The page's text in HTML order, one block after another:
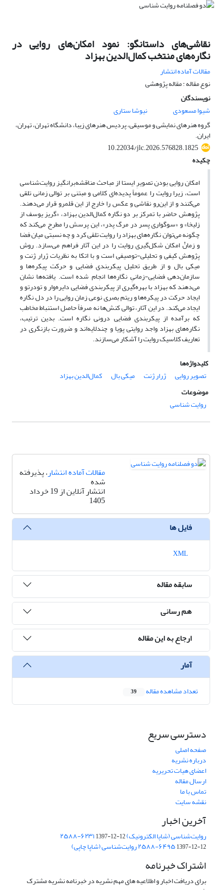
نقاشی‌های داستانگو: نمود امکان‌های روایی در
نگاره‌های منتخب کمال‌الدین بهزاد
مقالات آماده انتشار
نوع مقاله : مقاله پژوهشی
نویسندگان
شیوا مسعودی
نیوشا ستاری
گروه هنرهای نمایشی و موسیقی، پردیس هنرهای زیبا، دانشگاه تهران، تهران،
ایران.
10.22034/jlc.2026.576828.1825
چکیده
امکان روایی بودن تصویرِ ایستا از مباحث مناقشه‌برانگیز روایت‌شناسی
است، زیرا روایت را عموماً پدیده‌ای کلامی و مبتنی بر توالی زمانی تلقی
می‌کنند و از این‌رو نقاشی و عکس را خارج از این قلمرو قرار می‌دهند.
پژوهش حاضر با تمرکز بر دو نگاره کمال‌الدین بهزاد، «گریز یوسف از
زلیخا» و «سوگواری پسر در مرگ پدر»، این پرسش را مطرح می‌کند که
چگونه می‌توان نگاره‌های بهزاد را روایت تلقی کرد و چه نسبتی میان فضا
و زمانْ امکان شکل‌گیری روایت را در این آثار فراهم می‌سازد. روش
پژوهش کیفی و تحلیلی-توصیفی است و با اتکا به نظریات ژرار ژنت و
میکی بال و از طریق تحلیل پیکربندی فضایی و حرکت پیکره‌ها و
سازمان‌دهی فضایی-زمانیِ نگاره‌ها انجام شده است. یافته‌ها نشان
می‌دهند که بهزاد با بهره‌گیری از پیکربندی فضایی دایره‌وار و تودرتو و
ایجاد حرکت در پیکره‌ها و ریتم بصری نوعی زمان روایی را در دل نگاره
ایجاد می‌کند. در این آثار، توالی کنش‌ها نه صرفاً حاصل استنباط مخاطب
که برآمده از پیکربندی فضایی درونی نگاره است. بدین‌ ترتیب،
نگاره‌های بهزاد واجد روایتی پویا و چندلایه‌اند و ضرورت بازنگری در
تعاریف کلاسیک روایت را آشکار می‌سازند.
کلیدواژه‌ها
تصویر روایی
ژرار ژنت میکی بال
کمال‌الدین بهزاد
موضوعات
روایت شناسی
مقالات آماده انتشار، پذیرفته
شده
انتشار آنلاین از 19 خرداد
1405
فایل ها
سابقه مقاله
هم رسانی
ارجاع به این مقاله
آمار
تعداد مشاهده مقاله 39
دسترسی سریع
صفحه اصلی
درباره نشریه
اعضای هیات تحریریه
ارسال مقاله
تماس با ما
نقشه سایت
آخرین اخبار
روایت‌شناسی (شاپا الکترونیک) ‪۲۵۸۸-۶۲۳۱1397-12-12
‪روایت‌شناسی (شاپا چاپی) ‪۲۵۸۸-۶۴۹۵1397-12-12
اشتراک خبرنامه
برای دریافت اخبار و اطلاعیه های مهم نشریه در خبرنامه نشریه مشترک